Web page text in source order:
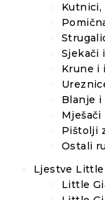
Kutnici,
Sjekači
Krune i
Blanje
Mješači
Pištolji
Ostali
Ljestve
Little